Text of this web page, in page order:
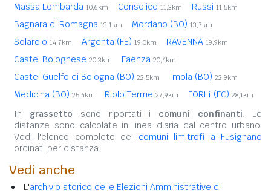
Massa Lombarda 10,6km Conselice 11,3km Russi 11,5km
Bagnara di Romagna 13,1km Mordano (BO) 13,7km
Solarolo 14,7km Argenta (FE) 19,0km RAVENNA 19,9km
Castel Bolognese 20,3km Faenza 20,4km
Castel Guelfo di Bologna (BO) 22,5km Imola (BO) 22,9km
Medicina (BO) 25,4km Riolo Terme 27,9km FORLì (FC) 28,1km
In grassetto sono riportati i comuni confinanti. Le
distanze sono calcolate in linea d'aria dal centro urbano.
Vedi l'elenco completo dei comuni limitrofi a Fusignano
ordinati per distanza.
Vedi anche
L'archivio storico delle Elezioni Amministrative di